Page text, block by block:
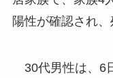
陽性が確認され、
30代男性は、6